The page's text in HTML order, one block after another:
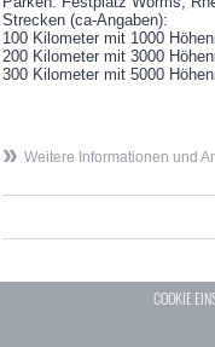
Strecken (ca-Angaben):
100 Kilometer mit 1000
200 Kilometer mit 3000
300 Kilometer mit 5000
Weitere Informationen und
COOKIE